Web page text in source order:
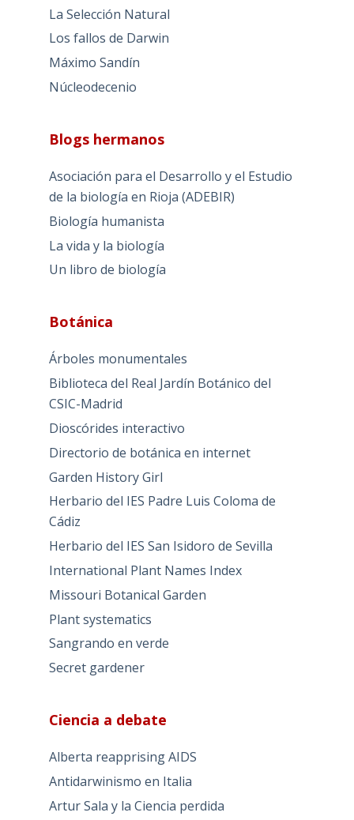
La Selección Natural
Los fallos de Darwin
Máximo Sandín
Núcleodecenio
Blogs hermanos
Asociación para el Desarrollo y el Estudio
de la biología en Rioja (ADEBIR)
Biología humanista
La vida y la biología
Un libro de biología
Botánica
Árboles monumentales
Biblioteca del Real Jardín Botánico del
CSIC-Madrid
Dioscórides interactivo
Directorio de botánica en internet
Garden History Girl
Herbario del IES Padre Luis Coloma de
Cádiz
Herbario del IES San Isidoro de Sevilla
International Plant Names Index
Missouri Botanical Garden
Plant systematics
Sangrando en verde
Secret gardener
Ciencia a debate
Alberta reapprising AIDS
Antidarwinismo en Italia
Artur Sala y la Ciencia perdida